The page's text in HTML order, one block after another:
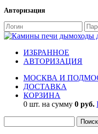
Авторизация
ИЗБРАННОЕ
АВТОРИЗАЦИЯ
МОСКВА И
ДОСТАВКА
КОРЗИНА
0 шт. на сумму 0 руб.